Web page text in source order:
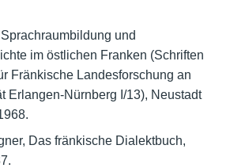
und
im östlichen Franken (Schriften
Fränkische Landesforschung an
Erlangen-Nürnberg I/13), Neustadt
Das fränkische Dialektbuch,